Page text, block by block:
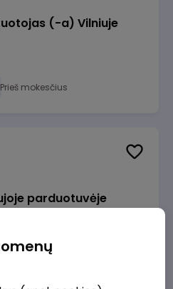
(-a) Vilniuje
Prieš mokesčius
parduotuvėje